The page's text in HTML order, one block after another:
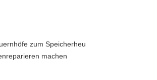
zum Speicherheu
machen